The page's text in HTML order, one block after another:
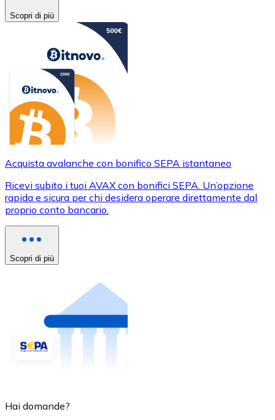
Scopri di più
Acquista avalanche con bonifico SEPA istantaneo
Ricevi subito i tuoi AVAX con bonifici SEPA. Un’opzione
rapida e sicura per chi desidera operare direttamente dal
proprio conto bancario.
Scopri di più
Hai domande?